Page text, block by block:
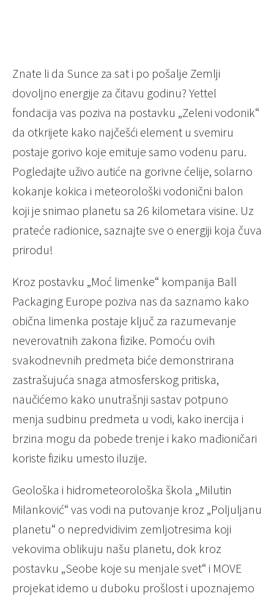
Znate li da Sunce za sat i po pošalje Zemlji
dovoljno energije za čitavu godinu? Yettel
fondacija vas poziva na postavku „Zeleni vodonik“
da otkrijete kako najčešći element u svemiru
postaje gorivo koje emituje samo vodenu paru.
Pogledajte uživo autiće na gorivne ćelije, solarno
kokanje kokica i meteorološki vodonični balon
koji je snimao planetu sa 26 kilometara visine. Uz
prateće radionice, saznajte sve o energiji koja čuva
prirodu!
Kroz postavku „Moć limenke“ kompanija Ball
Packaging Europe poziva nas da saznamo kako
obična limenka postaje ključ za razumevanje
neverovatnih zakona fizike. Pomoću ovih
svakodnevnih predmeta biće demonstrirana
zastrašujuća snaga atmosferskog pritiska,
naučićemo kako unutrašnji sastav potpuno
menja sudbinu predmeta u vodi, kako inercija i
brzina mogu da pobede trenje i kako mađioničari
koriste fiziku umesto iluzije.
Geološka i hidrometeorološka škola „Milutin
Milanković“ vas vodi na putovanje kroz „Poljuljanu
planetu“ o nepredvidivim zemljotresima koji
vekovima oblikuju našu planetu, dok kroz
postavku „Seobe koje su menjale svet“ i MOVE
projekat idemo u duboku prošlost i upoznajemo